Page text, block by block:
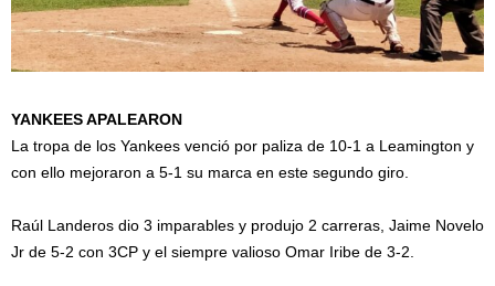
YANKEES APALEARON
La tropa de los Yankees venció por paliza de 10-1 a Leamington y
con ello mejoraron a 5-1 su marca en este segundo giro.
Raúl Landeros dio 3 imparables y produjo 2 carreras, Jaime Novelo
Jr de 5-2 con 3CP y el siempre valioso Omar Iribe de 3-2.